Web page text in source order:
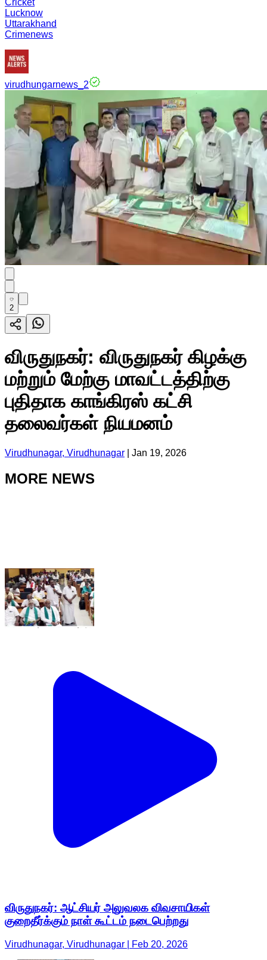
Cricket
Lucknow
Uttarakhand
Crimenews
virudhungarnews_2
2
விருதுநகர்: விருதுநகர் கிழக்கு
மற்றும் மேற்கு மாவட்டத்திற்கு
புதிதாக காங்கிரஸ் கட்சி
தலைவர்கள் நியமனம்
Virudhunagar, Virudhunagar Jan 19, 2026
MORE NEWS
விருதுநகர்: ஆட்சியர் அலுவலக விவசாயிகள்
குறைதீர்க்கும் நாள் கூட்டம் நடைபெற்றது
Virudhunagar, Virudhunagar | Feb 20, 2026